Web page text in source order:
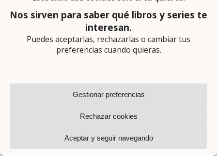
30 novedades editoriales
segundo trimestre de 2026:
novela negra y criminal